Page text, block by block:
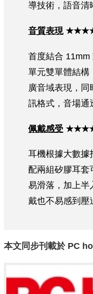
導技術，語音清
音質表現
首度結合
單元雙單體結構
廣音域表現，
訊格式，音場通
佩戴感受
耳機根據大數據
配兩組矽膠耳套
易滑落，加上半
戴也不易感到壓
本文同步刊載於PC